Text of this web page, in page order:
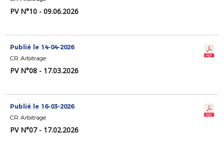
PV N°10 - 09.06.2026
Publié le 14-04-2026
CR Arbitrage
PV N°08 - 17.03.2026
Publié le 16-03-2026
CR Arbitrage
PV N°07 - 17.02.2026